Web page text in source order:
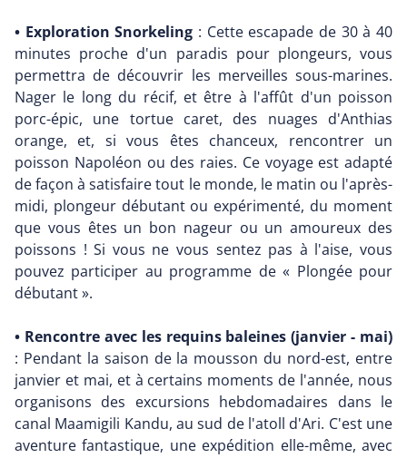
• Exploration Snorkeling : Cette escapade de 30 à 40
minutes proche d'un paradis pour plongeurs, vous
permettra de découvrir les merveilles sous-marines.
Nager le long du récif, et être à l'affût d'un poisson
porc-épic, une tortue caret, des nuages d'Anthias
orange, et, si vous êtes chanceux, rencontrer un
poisson Napoléon ou des raies. Ce voyage est adapté
de façon à satisfaire tout le monde, le matin ou l'après-
midi, plongeur débutant ou expérimenté, du moment
que vous êtes un bon nageur ou un amoureux des
poissons ! Si vous ne vous sentez pas à l'aise, vous
pouvez participer au programme de « Plongée pour
débutant ».
• Rencontre avec les requins baleines (janvier - mai)
: Pendant la saison de la mousson du nord-est, entre
janvier et mai, et à certains moments de l'année, nous
organisons des excursions hebdomadaires dans le
canal Maamigili Kandu, au sud de l'atoll d'Ari. C'est une
aventure fantastique, une expédition elle-même, avec